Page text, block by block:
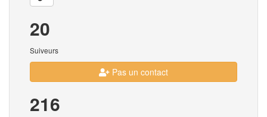
20
Suiveurs
Pas un contact
216